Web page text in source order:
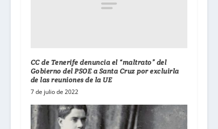
CC de Tenerife denuncia el “maltrato” del
Gobierno del PSOE a Santa Cruz por excluirla
de las reuniones de la UE
7 de julio de 2022